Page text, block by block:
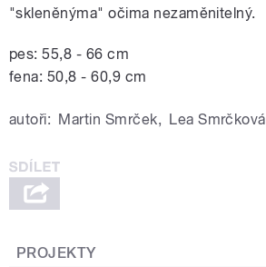
"skleněnýma" očima nezaměnitelný.
pes: 55,8 - 66 cm
fena: 50,8 - 60,9 cm
autoři: Martin Smrček, Lea Smrčková
PROJEKTY